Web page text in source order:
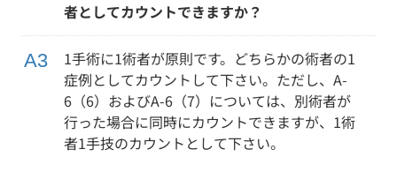
者としてカウントできますか？
1手術に1術者が原則です。どちらかの術者の1
症例としてカウントして下さい。ただし、A-
6（6）およびA-6（7）については、別術者が
行った場合に同時にカウントできますが、1術
者1手技のカウントとして下さい。